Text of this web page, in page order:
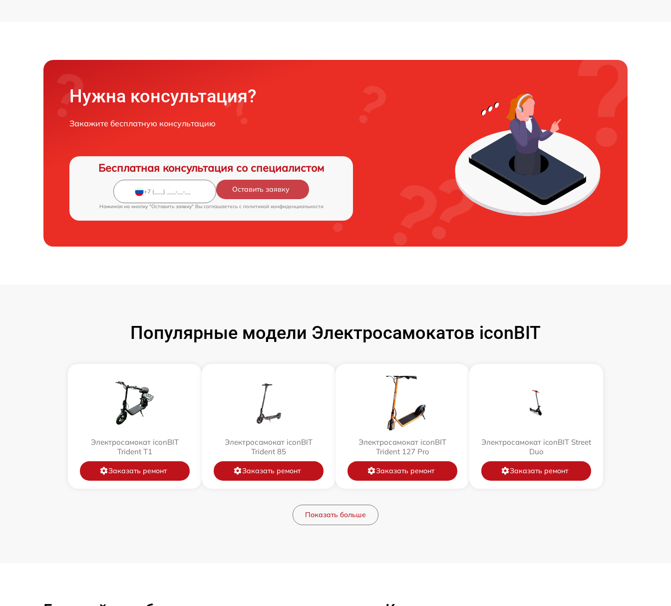
Нужна консультация?
Закажите бесплатную консультацию
Бесплатная консультация со специалистом
Оставить заявку
Нажимая на кнопку "Оставить заявку" Вы соглашаетесь c политикой конфиденциальности
Популярные модели Электросамокатов iconBIT
Электросамокат iconBIT
Trident T1
Заказать ремонт
Электросамокат iconBIT
Trident 85
Заказать ремонт
Электросамокат iconBIT
Trident 127 Pro
Заказать ремонт
Электросамокат iconBIT Street
Duo
Заказать ремонт
Показать больше